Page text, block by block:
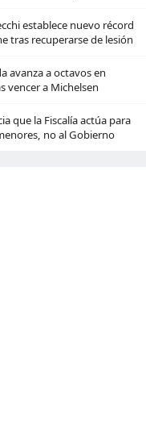
establece nuevo récord
tras recuperarse de lesión
avanza a octavos en
vencer a Michelsen
que la Fiscalía actúa para
no al Gobierno